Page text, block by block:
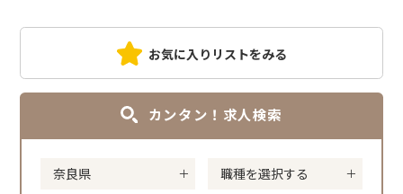
お気に入りリストをみる
カンタン！求人検索